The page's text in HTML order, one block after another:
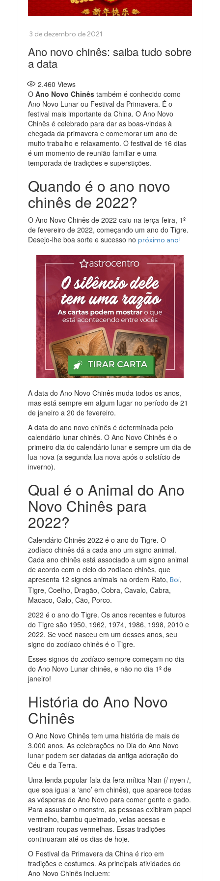
Ano novo chinês: saiba tudo sobre
a data
2.460 Views
O Ano Novo Chinês também é conhecido como
Ano Novo Lunar ou Festival da Primavera. É o
festival mais importante da China. O Ano Novo
Chinês é celebrado para dar as boas-vindas à
chegada da primavera e comemorar um ano de
muito trabalho e relaxamento. O festival de 16 dias
é um momento de reunião familiar e uma
temporada de tradições e superstições.
Quando é o ano novo
chinês de 2022?
O Ano Novo Chinês de 2022 caiu na terça-feira, 1º
de fevereiro de 2022, começando um ano do Tigre.
Desejo-lhe boa sorte e sucesso nopróximo ano!
A data do Ano Novo Chinês muda todos os anos,
mas está sempre em algum lugar no período de 21
de janeiro a 20 de fevereiro.
A data do ano novo chinês é determinada pelo
calendário lunar chinês. O Ano Novo Chinês é o
primeiro dia do calendário lunar e sempre um dia de
lua nova (a segunda lua nova após o solstício de
inverno).
Qual é o Animal do Ano
Novo Chinês para
2022?
Calendário Chinês 2022 é o ano do Tigre. O
zodíaco chinês dá a cada ano um signo animal.
Cada ano chinês está associado a um signo animal
de acordo com o ciclo do zodíaco chinês, que
apresenta 12 signos animais na ordem Rato,Boi,
Tigre, Coelho, Dragão, Cobra, Cavalo, Cabra,
Macaco, Galo, Cão, Porco.
2022 é o ano do Tigre. Os anos recentes e futuros
do Tigre são 1950, 1962, 1974, 1986, 1998, 2010 e
2022. Se você nasceu em um desses anos, seu
signo do zodíaco chinês é o Tigre.
Esses signos do zodíaco sempre começam no dia
do Ano Novo Lunar chinês, e não no dia 1º de
janeiro!
História do Ano Novo
Chinês
O Ano Novo Chinês tem uma história de mais de
3.000 anos. As celebrações no Dia do Ano Novo
lunar podem ser datadas da antiga adoração do
Céu e da Terra.
Uma lenda popular fala da fera mítica Nian (/ nyen /,
que soa igual a ‘ano’ em chinês), que aparece todas
as vésperas de Ano Novo para comer gente e gado.
Para assustar o monstro, as pessoas exibiram papel
vermelho, bambu queimado, velas acesas e
vestiram roupas vermelhas. Essas tradições
continuaram até os dias de hoje.
O Festival da Primavera da China é rico em
tradições e costumes. As principais atividades do
Ano Novo Chinês incluem: